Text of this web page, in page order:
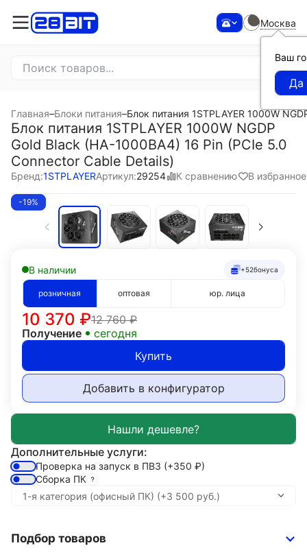
Москва
Ваш
Главная–Блоки питания–Блок питания 1STPLAYER 1000W
Блок питания 1STPLAYER 1000W NGDP
Gold Black (HA-1000BA4) 16 Pin (PCIe 5.0
Connector Cable Details)
Бренд:1STPLAYERАртикул:29254 К сравнению В избранное
-19%
В наличии +52бонуса
розничная оптовая юр. лица
12 760₽
10 370 ₽
Получение
сегодня
Купить
Добавить в конфигуратор
Дополнительные услуги:
Проверка на запуск в ПВЗ (+350 ₽)
Сборка ПК
Подбор товаров